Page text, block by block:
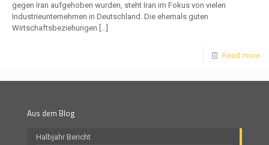
gegen Iran aufgehoben wurden, steht Iran im Fokus von vielen
Industrieunternehmen in Deutschland. Die ehemals guten
Wirtschaftsbeziehungen […]
Read more
Aus dem Blog
Halbjahr Bericht